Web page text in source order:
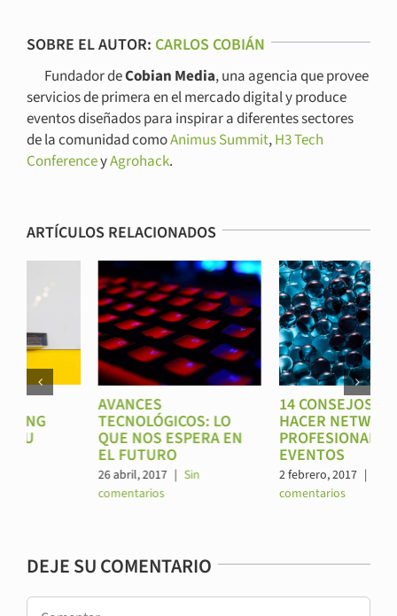
SOBRE EL AUTOR: CARLOS COBIÁN
Fundador deCobian Media, una agencia que provee
servicios de primera en el mercado digital y produce
eventos diseñados para inspirar a diferentes sectores
de la comunidad comoAnimus Summit,H3 Tech
ConferenceyAgrohack.
ARTÍCULOS RELACIONADOS
TECNOLÓGICOS: LO
QUE NOS ESPERA EN
EL FUTURO
| Sin
14 CONSEJOS PARA
HACER NETWORKING
PROFESIONAL EN
2 febrero, 2017 | Sin
DEJE SU COMENTARIO